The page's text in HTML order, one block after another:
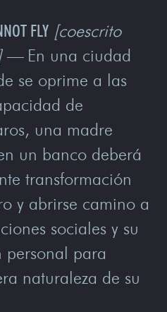
FLY [coescrito
— En una ciudad
se oprime a las
de
una madre
un banco deberá
transformación
y abrirse camino a
sociales y su
personal para
naturaleza de su